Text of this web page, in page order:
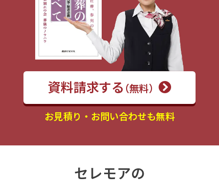
資料請求する（無料）
お見積り・お問い合わせも無料
セレモアの